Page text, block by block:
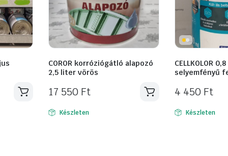
COROR korróziógátló alapozó
2,5 liter vörös
17 550 Ft
Készleten
CELLKOLOR
selyemfényű
4 450 Ft
Készleten